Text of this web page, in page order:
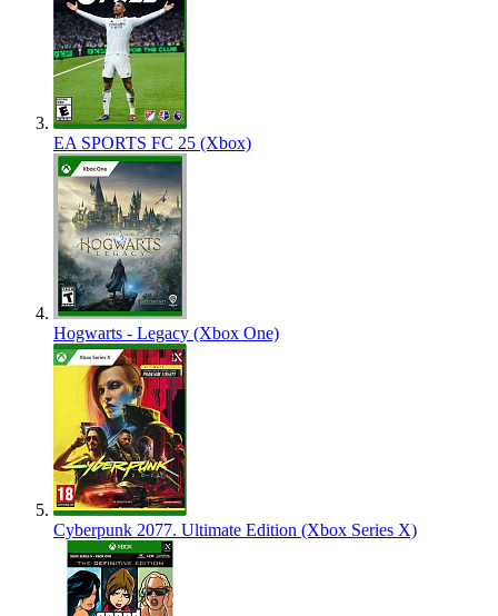
EA SPORTS FC 25 (Xbox)
Hogwarts - Legacy (Xbox One)
Cyberpunk 2077. Ultimate Edition (Xbox Series X)